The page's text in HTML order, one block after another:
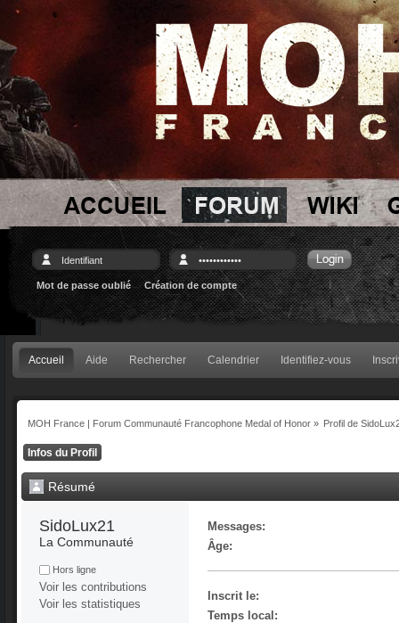
Mot de passe oublié Création de compte
Accueil Aide Rechercher Calendrier Identifiez-vous
MOH France | Forum Communauté Francophone Medal of Honor» Profil de
Infos du Profil
Résumé
SidoLux21
La Communauté
Hors ligne
Voir les contributions
Voir les statistiques
Messages:
Âge:
Inscrit le:
Temps local: